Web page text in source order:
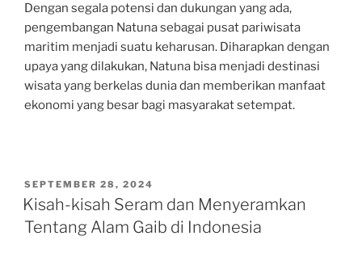
Dengan segala potensi dan dukungan yang ada,
pengembangan Natuna sebagai pusat pariwisata
maritim menjadi suatu keharusan. Diharapkan dengan
upaya yang dilakukan, Natuna bisa menjadi destinasi
wisata yang berkelas dunia dan memberikan manfaat
ekonomi yang besar bagi masyarakat setempat.
POSTED
ON
SEPTEMBER 28, 2024
Kisah-kisah Seram dan Menyeramkan
Tentang Alam Gaib di Indonesia